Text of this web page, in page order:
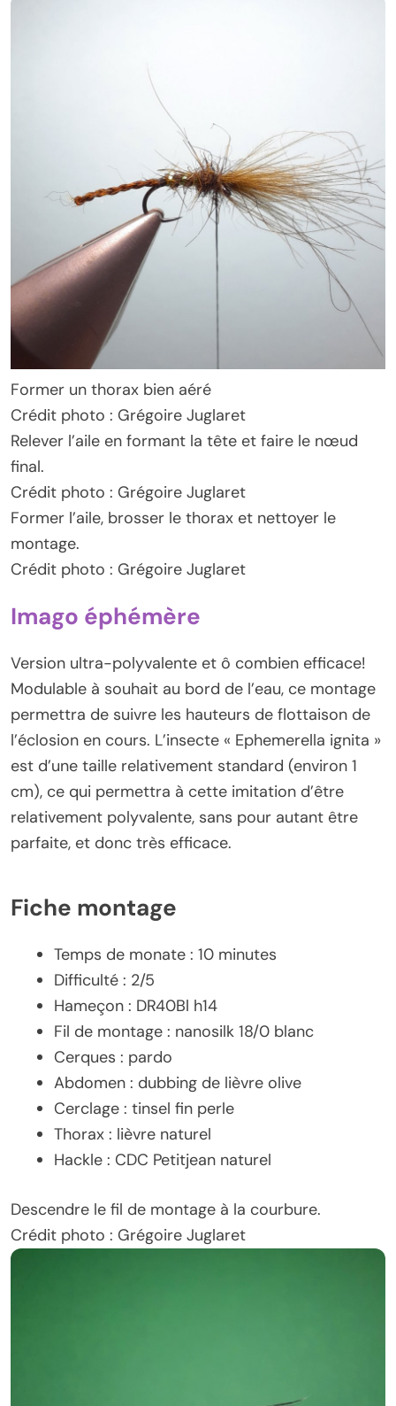
Former un thorax bien aéré
Crédit photo : Grégoire Juglaret
Relever l’aile en formant la tête et faire le nœud
final.
Crédit photo : Grégoire Juglaret
Former l’aile, brosser le thorax et nettoyer le
montage.
Crédit photo : Grégoire Juglaret
Imago éphémère
Version ultra-polyvalente et ô combien efficace!
Modulable à souhait au bord de l’eau, ce montage
permettra de suivre les hauteurs de flottaison de
l’éclosion en cours. L’insecte « Ephemerella ignita »
est d’une taille relativement standard (environ 1
cm), ce qui permettra à cette imitation d’être
relativement polyvalente, sans pour autant être
parfaite, et donc très efficace.
Fiche montage
Temps de monate : 10 minutes
Difficulté : 2/5
Hameçon : DR40Bl h14
Fil de montage : nanosilk 18/0 blanc
Cerques : pardo
Abdomen : dubbing de lièvre olive
Cerclage : tinsel fin perle
Thorax : lièvre naturel
Hackle : CDC Petitjean naturel
Descendre le fil de montage à la courbure.
Crédit photo : Grégoire Juglaret